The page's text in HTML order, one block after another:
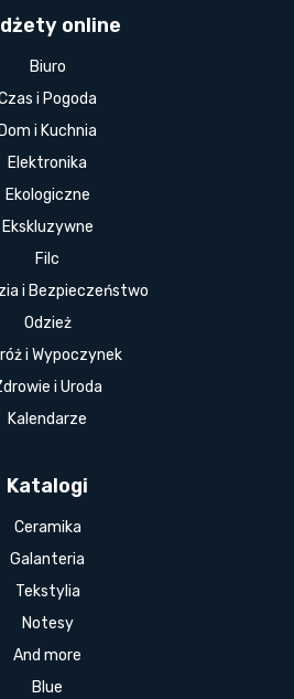
online
Biuro
i Pogoda
Dom i Kuchnia
Elektronika
Ekologiczne
Ekskluzywne
Filc
i Bezpieczeństwo
Odzież
i Wypoczynek
i Uroda
Kalendarze
Katalogi
Ceramika
Galanteria
Tekstylia
Notesy
And more
Blue